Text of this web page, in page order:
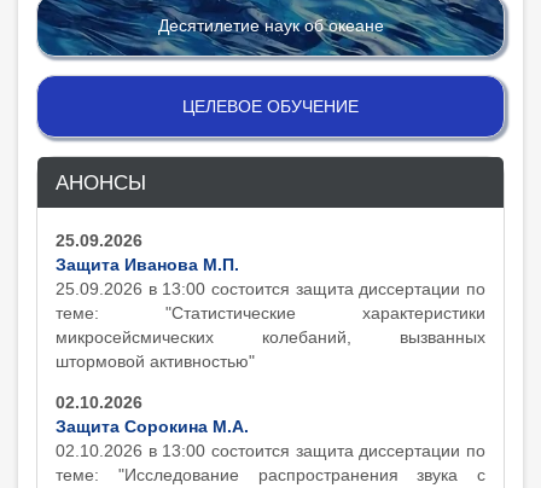
Десятилетие наук об океане
ЦЕЛЕВОЕ ОБУЧЕНИЕ
АНОНСЫ
25.09.2026
Защита Иванова М.П.
25.09.2026 в 13:00 состоится защита диcсертации по
теме: "Статистические характеристики
микросейсмических колебаний, вызванных
штормовой активностью"
02.10.2026
Защита Сорокина М.А.
02.10.2026 в 13:00 состоится защита диcсертации по
теме: "Исследование распространения звука с